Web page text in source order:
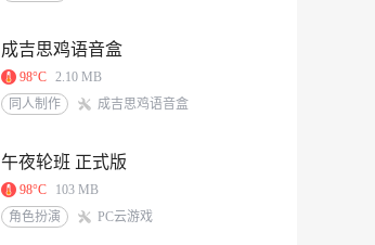
成吉思鸡语音盒
98°C
2.10 MB
同人制作
成吉思鸡语音盒
午夜轮班 正式版
98°C
103 MB
角色扮演
PC云游戏